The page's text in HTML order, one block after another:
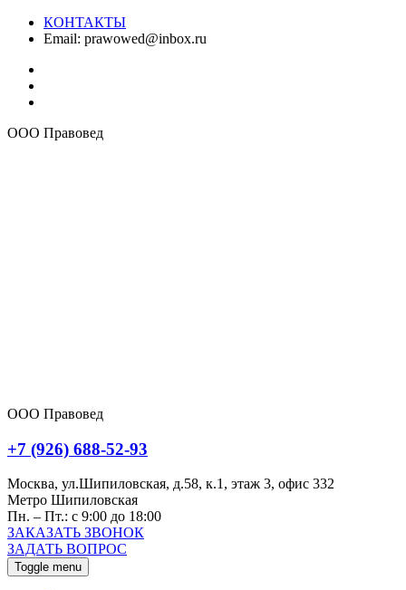
КОНТАКТЫ
Email: prawowed@inbox.ru
ООО Правовед
ООО Правовед
+7 (926) 688-52-93
Москва, ул.Шипиловская, д.58, к.1, этаж 3, офис 332
Метро Шипиловская
Пн. – Пт.: с 9:00 до 18:00
ЗАКАЗАТЬ ЗВОНОК
ЗАДАТЬ ВОПРОС
Toggle menu